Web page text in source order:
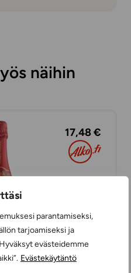
parantamiseksi,
tarjoamiseksi ja
evästeidemme
Evästekäytäntö
näihin
17,48 €